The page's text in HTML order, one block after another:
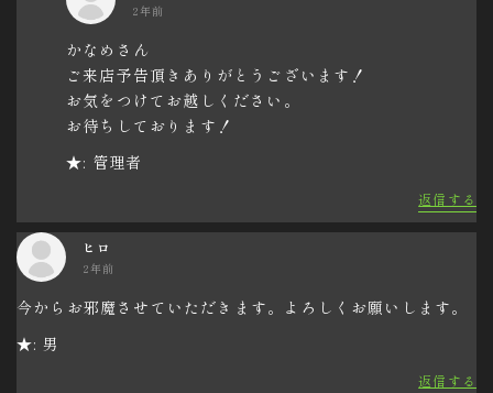
2年前
かなめさん
ご来店予告頂きありがとうございます！
お気をつけてお越しください。
お待ちしております！
★: 管理者
返信する
ヒロ
2年前
今からお邪魔させていただきます。よろしくお願いします。
★: 男
返信する